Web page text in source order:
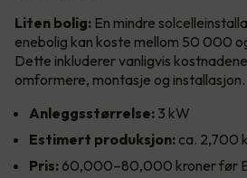
Liten bolig: En mindre
enebolig kan koste mellom 50 000
Dette inkluderer vanligvis
omformere, montasje og installasjon.
Anleggsstørrelse: 3 kW
Estimert produksjon: ca. 2,700
Pris: 60,000–80,000 kroner før